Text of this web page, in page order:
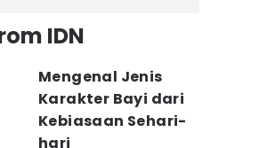
IDN
Mengenal Jenis
Karakter Bayi dari
Kebiasaan Sehari-
hari